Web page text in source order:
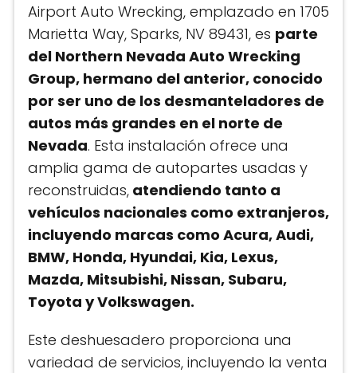
Airport Auto Wrecking, emplazado en 1705
Marietta Way, Sparks, NV 89431, es parte
del Northern Nevada Auto Wrecking
Group, hermano del anterior, conocido
por ser uno de los desmanteladores de
autos más grandes en el norte de
Nevada. Esta instalación ofrece una
amplia gama de autopartes usadas y
reconstruidas, atendiendo tanto a
vehículos nacionales como extranjeros,
incluyendo marcas como Acura, Audi,
BMW, Honda, Hyundai, Kia, Lexus,
Mazda, Mitsubishi, Nissan, Subaru,
Toyota y Volkswagen.
Este deshuesadero proporciona una
variedad de servicios, incluyendo la venta